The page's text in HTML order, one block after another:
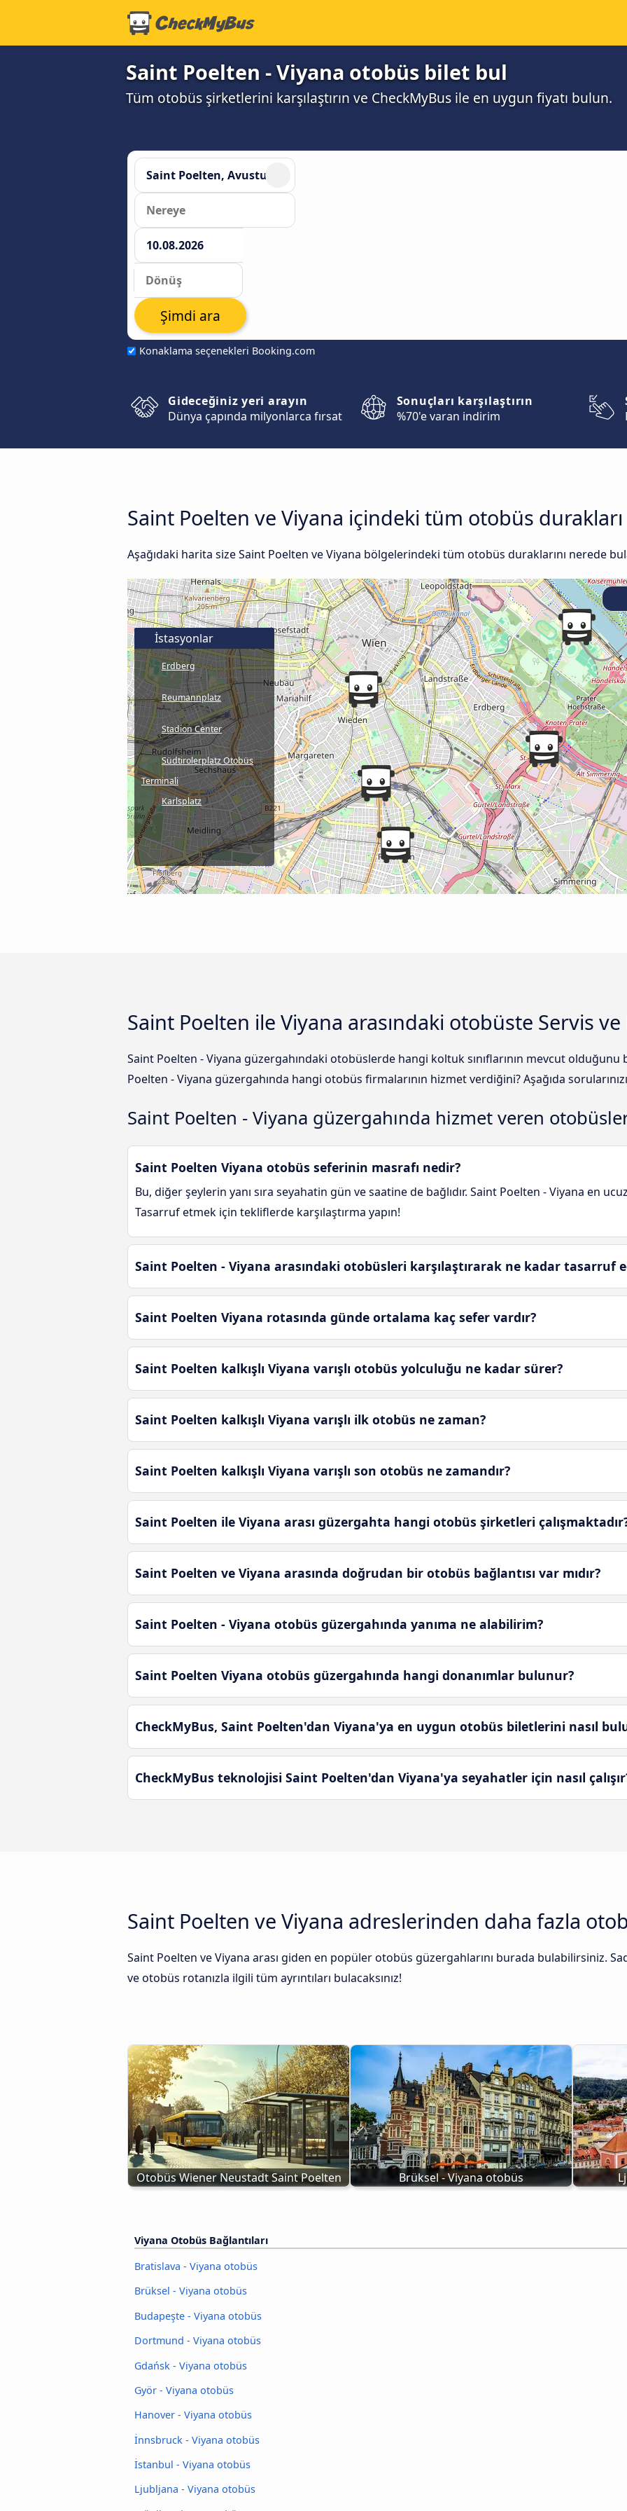
Saint Poelten - Viyana otobüs bilet bul
Tüm otobüs şirketlerini karşılaştırın ve CheckMyBus ile en uygun fiyatı bulun.
Konaklama seçenekleri Booking.com
Şimdi ara
Gideceğiniz yeri arayın
Dünya çapında milyonlarca fırsat
Sonuçları karşılaştırın
%70'e varan indirim
Saint Poelten ve Viyana içindeki tüm otobüs durakları
Aşağıdaki harita size Saint Poelten ve Viyana bölgelerindeki tüm otobüs duraklarını nerede
İstasyonlar
Erdberg
Reumannplatz
Stadion Center
Südtirolerplatz Otobüs
Terminali
Karlsplatz
Saint Poelten ile Viyana arasındaki otobüste Servis
Saint Poelten - Viyana güzergahındaki otobüslerde hangi koltuk sınıflarının mevcut olduğunu
Poelten - Viyana güzergahında hangi otobüs firmalarının hizmet verdiğini? Aşağıda
Saint Poelten - Viyana güzergahında hizmet veren
Saint Poelten Viyana otobüs seferinin masrafı nedir?
Bu, diğer şeylerin yanı sıra seyahatin gün ve saatine de bağlıdır. Saint Poelten - Viyana en
Tasarruf etmek için tekliflerde karşılaştırma yapın!
Saint Poelten - Viyana arasındaki otobüsleri karşılaştırarak ne kadar tasarruf
Saint Poelten Viyana rotasında günde ortalama kaç sefer vardır?
Saint Poelten kalkışlı Viyana varışlı otobüs yolculuğu ne kadar sürer?
Saint Poelten kalkışlı Viyana varışlı ilk otobüs ne zaman?
Saint Poelten kalkışlı Viyana varışlı son otobüs ne zamandır?
Saint Poelten ile Viyana arası güzergahta hangi otobüs şirketleri
Saint Poelten ve Viyana arasında doğrudan bir otobüs bağlantısı var mıdır?
Saint Poelten - Viyana otobüs güzergahında yanıma ne alabilirim?
Saint Poelten Viyana otobüs güzergahında hangi donanımlar bulunur?
CheckMyBus, Saint Poelten'dan Viyana'ya en uygun otobüs biletlerini nasıl
CheckMyBus teknolojisi Saint Poelten'dan Viyana'ya seyahatler için nasıl
Saint Poelten ve Viyana adreslerinden daha fazla
Saint Poelten ve Viyana arası giden en popüler otobüs güzergahlarını burada bulabilirsiniz.
ve otobüs rotanızla ilgili tüm ayrıntıları bulacaksınız!
Otobüs Wiener Neustadt Saint Poelten Brüksel - Viyana otobüs
Viyana Otobüs Bağlantıları
Bratislava - Viyana otobüs
Brüksel - Viyana otobüs
Budapeşte - Viyana otobüs
Dortmund - Viyana otobüs
Gdańsk - Viyana otobüs
Györ - Viyana otobüs
Hanover - Viyana otobüs
İnnsbruck - Viyana otobüs
İstanbul - Viyana otobüs
Ljubljana - Viyana otobüs